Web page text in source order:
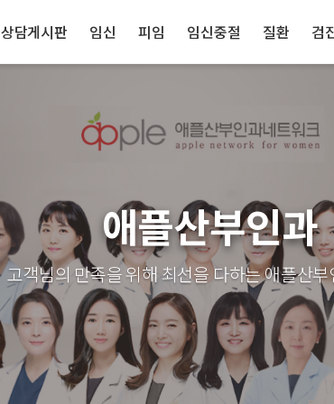
상담게시판 임신 피임 임신중절 질환 검
애플산부인과
고객님의 만족을 위해 최선을 다하는 애플산